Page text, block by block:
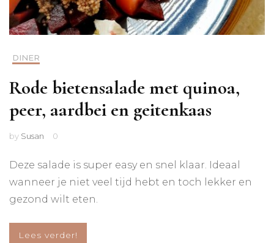
DINER
Rode bietensalade met quinoa,
peer, aardbei en geitenkaas
by Susan 0
Deze salade is super easy en snel klaar. Ideaal
wanneer je niet veel tijd hebt en toch lekker en
gezond wilt eten.
Lees verder!